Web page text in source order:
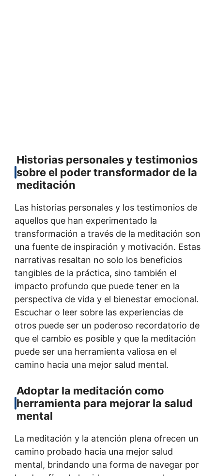
Historias personales y testimonios
sobre el poder transformador de la
meditación
Las historias personales y los testimonios de
aquellos que han experimentado la
transformación a través de la meditación son
una fuente de inspiración y motivación. Estas
narrativas resaltan no solo los beneficios
tangibles de la práctica, sino también el
impacto profundo que puede tener en la
perspectiva de vida y el bienestar emocional.
Escuchar o leer sobre las experiencias de
otros puede ser un poderoso recordatorio de
que el cambio es posible y que la meditación
puede ser una herramienta valiosa en el
camino hacia una mejor salud mental.
Adoptar la meditación como
herramienta para mejorar la salud
mental
La meditación y la atención plena ofrecen un
camino probado hacia una mejor salud
mental, brindando una forma de navegar por